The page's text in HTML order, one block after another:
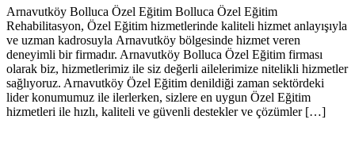
Arnavutköy Bolluca Özel Eğitim Bolluca Özel Eğitim
Rehabilitasyon, Özel Eğitim hizmetlerinde kaliteli hizmet anlayışıyla
ve uzman kadrosuyla Arnavutköy bölgesinde hizmet veren
deneyimli bir firmadır. Arnavutköy Bolluca Özel Eğitim firması
olarak biz, hizmetlerimiz ile siz değerli ailelerimize nitelikli hizmetler
sağlıyoruz. Arnavutköy Özel Eğitim denildiği zaman sektördeki
lider konumumuz ile ilerlerken, sizlere en uygun Özel Eğitim
hizmetleri ile hızlı, kaliteli ve güvenli destekler ve çözümler […]